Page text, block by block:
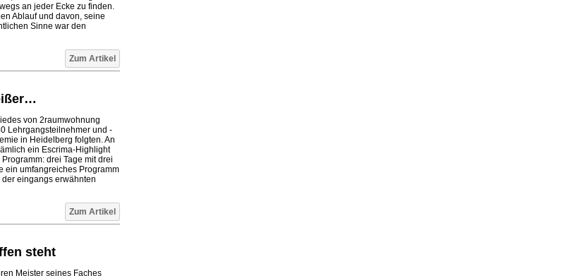
an jeder Ecke zu finden.
Ablauf und davon, seine
Sinne war den
Zum Artikel
von 2raumwohnung
Lehrgangsteilnehmer und -
in Heidelberg folgten. An
ein Escrima-Highlight
drei Tage mit drei
ein umfangreiches Programm
eingangs erwähnten
Zum Artikel
steht
Meister seines Faches